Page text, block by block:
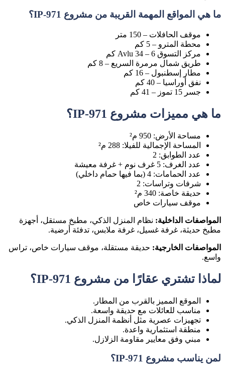
ما هي المواقع المهمة القريبة من مشروع IP-971؟
موقف الحافلات – 150 متر
محطة المترو – 5 كم
مركز التسوق Avlu 34 – 6 كم
طريق شمال مرمرة السريع – 8 كم
مطار إسطنبول – 16 كم
نفق أوراسيا – 40 كم
جسر 15 تموز – 41 كم
ما هي مميزات مشروع IP-971؟
مساحة الأرض:
المساحة الإجمالية للفيلا:
عدد الطوابق:
عدد الغرف:
عدد الحمامات:
شرفات وتراسات:
حديقة خاصة:
موقف سيارات خاص
المواصفات الداخلية: نظام المنزل الذكي، مطبخ مستقل، أجهزة
مطبخ حديثة، غرفة غسيل، غرفة ملابس، تدفئة أرضية.
المواصفات الخارجية: حديقة مستقلة، موقف سيارات خاص، تراس
واسع.
لماذا تشتري عقارًا من مشروع IP-971؟
الموقع المميز بالقرب من المطار.
مناسب للعائلات مع حديقة واسعة.
تجهيزات عصرية مثل أنظمة المنزل الذكي.
منطقة استثمارية واعدة.
مبني وفق معايير مقاومة الزلازل.
لمن يناسب مشروع IP-971؟